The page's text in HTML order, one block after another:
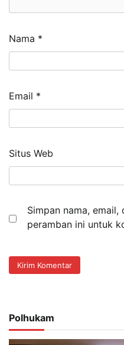
Nama *
Email *
Situs Web
Simpan nama,
peramban ini untuk
Polhukam